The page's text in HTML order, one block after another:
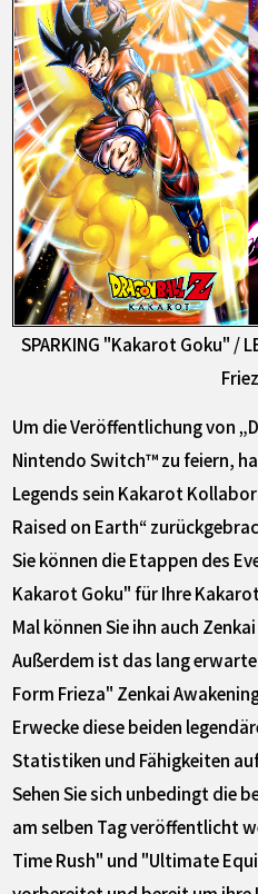
JP
EN FR
SPARKING "Kakarot Goku" /
Um die Veröffentlichung von
Nintendo Switch™ zu feiern,
Legends sein Kakarot
Raised on Earth“
Sie können die Etappen des
Kakarot Goku" für Ihre
Mal können Sie ihn auch
Außerdem ist das lang
Form Frieza" Zenkai
Erwecke diese beiden
Statistiken und Fähigkeiten
Sehen Sie sich unbedingt die
am selben Tag veröffentlicht
Time Rush" und "Ultimate